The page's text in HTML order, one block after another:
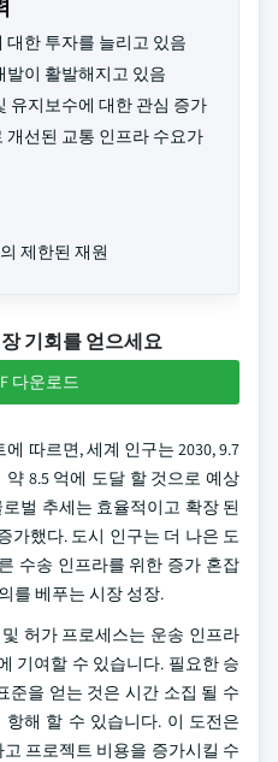
대한 투자를 늘리고 있음
발이 활발해지고 있음
유지보수에 대한 관심 증가
개선된 교통 인프라 수요가
제한된 재원
기회를 얻으세요
다운로드
따르면, 세계 인구는 2030, 9.7
약 8.5 억에 도달 할 것으로 예상
벌 추세는 효율적이고 확장 된
가했다. 도시 인구는 더 나은 도
수송 인프라를 위한 증가 혼잡
를 베푸는 시장 성장.
허가 프로세스는 운송 인프라
기여할 수 있습니다. 필요한 승
준을 얻는 것은 시간 소집 될 수
해 할 수 있습니다. 이 도전은
프로젝트 비용을 증가시킬 수